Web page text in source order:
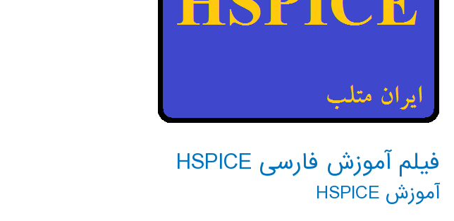
فیلم آموزش فارسی HSPICE
آموزش HSPICE